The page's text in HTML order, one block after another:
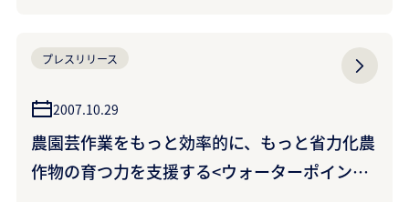
プレスリリース
2007.10.29
農園芸作業をもっと効率的に、もっと省力化農
作物の育つ力を支援する<ウォーターポイント>